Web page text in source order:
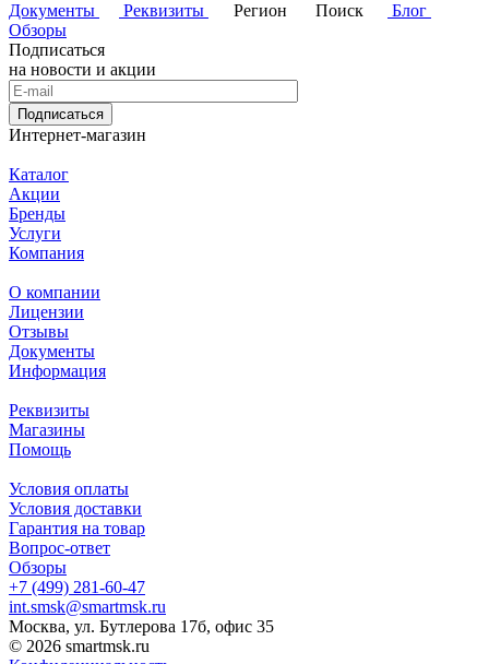
Документы
Реквизиты Регион Поиск
Блог
Обзоры
Подписаться
на новости и акции
Подписаться
Интернет-магазин
Каталог
Акции
Бренды
Услуги
Компания
О компании
Лицензии
Отзывы
Документы
Информация
Реквизиты
Магазины
Помощь
Условия оплаты
Условия доставки
Гарантия на товар
Вопрос-ответ
Обзоры
+7 (499) 281-60-47
int.smsk@smartmsk.ru
Москва, ул. Бутлерова 17б, офис 35
© 2026 smartmsk.ru